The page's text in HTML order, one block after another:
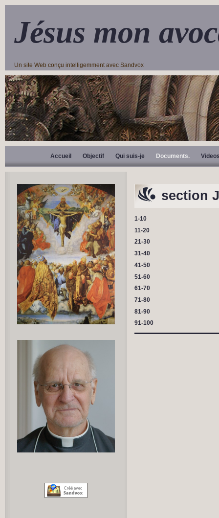
Jésus mon
Un site Web conçu intelligemment avec Sandvox
Accueil Objectif Qui suis-je Documents.
section J
1-10
11-20
21-30
31-40
41-50
51-60
61-70
71-80
81-90
91-100